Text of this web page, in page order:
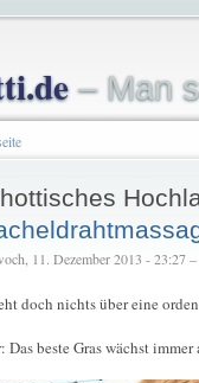
– Man
11. Dezember 2013 - 23:27
doch nichts über eine
Das beste Gras wächst